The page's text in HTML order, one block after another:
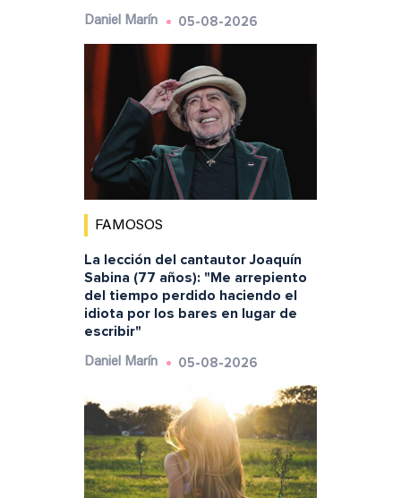
Daniel Marín 05-08-2026
FAMOSOS
La lección del cantautor Joaquín
Sabina (77 años): "Me arrepiento
del tiempo perdido haciendo el
idiota por los bares en lugar de
escribir"
Daniel Marín 05-08-2026